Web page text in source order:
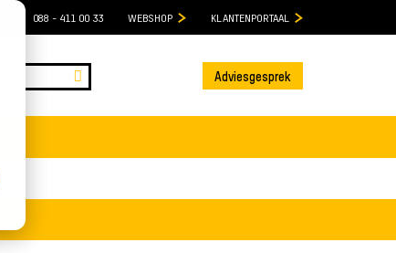
088 - 411 00 33 WEBSHOP KLANTENPORTAAL
Adviesgesprek